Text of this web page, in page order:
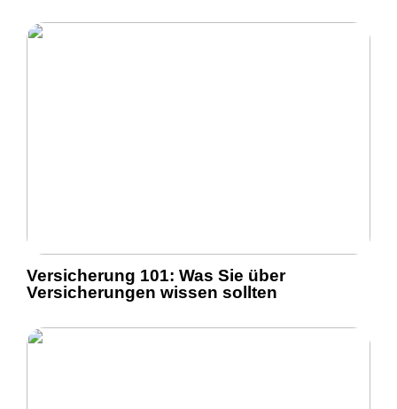
Versicherung 101: Was Sie über
Versicherungen wissen sollten